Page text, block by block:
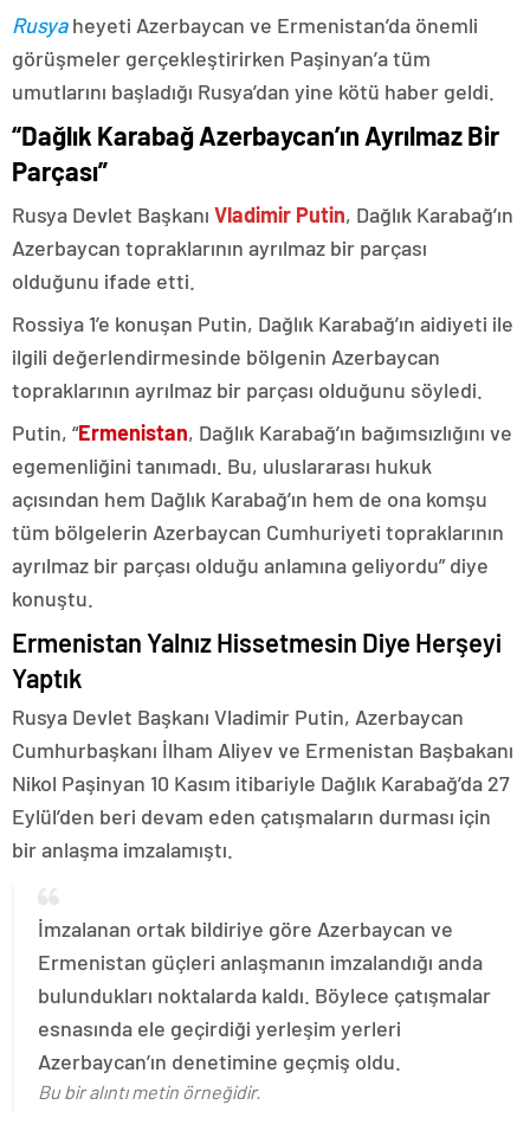
Rusyaheyeti Azerbaycan ve Ermenistan’da önemli
görüşmeler gerçekleştirirken Paşinyan’a tüm
umutlarını başladığı Rusya’dan yine kötü haber geldi.
“Dağlık Karabağ Azerbaycan’ın Ayrılmaz Bir
Parçası”
Rusya Devlet Başkanı Vladimir Putin, Dağlık Karabağ’ın
Azerbaycan topraklarının ayrılmaz bir parçası
olduğunu ifade etti.
Rossiya 1’e konuşan Putin, Dağlık Karabağ’ın aidiyeti ile
ilgili değerlendirmesinde bölgenin Azerbaycan
topraklarının ayrılmaz bir parçası olduğunu söyledi.
Putin, “Ermenistan, Dağlık Karabağ’ın bağımsızlığını ve
egemenliğini tanımadı. Bu, uluslararası hukuk
açısından hem Dağlık Karabağ’ın hem de ona komşu
tüm bölgelerin Azerbaycan Cumhuriyeti topraklarının
ayrılmaz bir parçası olduğu anlamına geliyordu” diye
konuştu.
Ermenistan Yalnız Hissetmesin Diye Herşeyi
Yaptık
Rusya Devlet Başkanı Vladimir Putin, Azerbaycan
Cumhurbaşkanı İlham Aliyev ve Ermenistan Başbakanı
Nikol Paşinyan 10 Kasım itibariyle Dağlık Karabağ’da 27
Eylül’den beri devam eden çatışmaların durması için
bir anlaşma imzalamıştı.
İmzalanan ortak bildiriye göre Azerbaycan ve
Ermenistan güçleri anlaşmanın imzalandığı anda
bulundukları noktalarda kaldı. Böylece çatışmalar
esnasında ele geçirdiği yerleşim yerleri
Azerbaycan’ın denetimine geçmiş oldu.
Bu bir alıntı metin örneğidir.